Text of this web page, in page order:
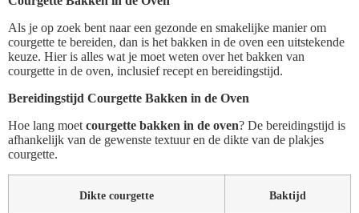
Als je op zoek bent naar een gezonde en smakelijke manier om
courgette te bereiden, dan is het bakken in de oven een uitstekende
keuze. Hier is alles wat je moet weten over het bakken van
courgette in de oven, inclusief recept en bereidingstijd.
Bereidingstijd Courgette Bakken in de Oven
Hoe lang moet courgette bakken in de oven? De bereidingstijd is
afhankelijk van de gewenste textuur en de dikte van de plakjes
courgette.
Dikte courgette Baktijd